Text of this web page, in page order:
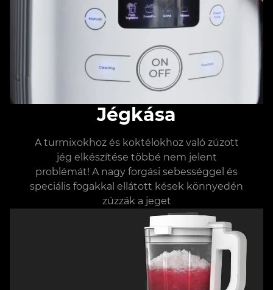
Jégkása
A turmixokhoz és koktélokhoz való zúzott
jég elkészítése többé nem jelent
problémát! A nagy forgási sebességgel és
speciális fogakkal ellátott kések könnyedén
zúzzák a jeget